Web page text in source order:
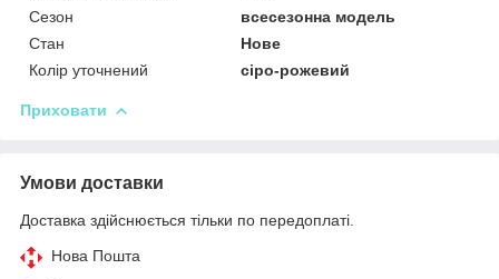
Сезон
всесезонна модель
Стан
Нове
Колір уточнений
сіро-рожевий
Приховати
Умови доставки
Доставка здійснюється тільки по передоплаті.
Нова Пошта